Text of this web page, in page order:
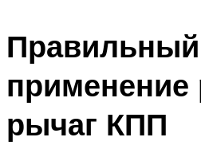
применение
рычаг КПП